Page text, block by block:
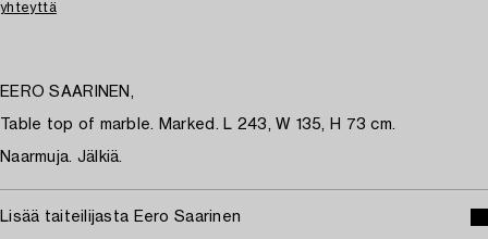
yhteyttä
EERO SAARINEN,
Table top of marble. Marked. L 243, W 135, H 73 cm.
Naarmuja. Jälkiä.
Lisää taiteilijasta Eero Saarinen